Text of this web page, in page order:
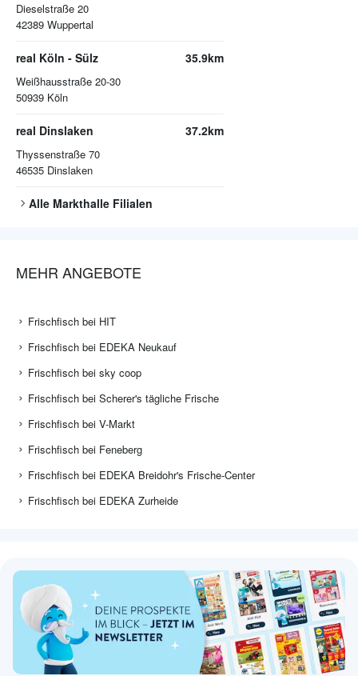
Dieselstraße 20
42389 Wuppertal
real Köln - Sülz
Weißhausstraße 20-30
50939 Köln
35.9km
real Dinslaken
Thyssenstraße 70
46535 Dinslaken
37.2km
Alle Markthalle Filialen
MEHR ANGEBOTE
Frischfisch bei HIT
Frischfisch bei EDEKA Neukauf
Frischfisch bei sky coop
Frischfisch bei Scherer's tägliche Frische
Frischfisch bei V-Markt
Frischfisch bei Feneberg
Frischfisch bei EDEKA Breidohr's Frische-Center
Frischfisch bei EDEKA Zurheide